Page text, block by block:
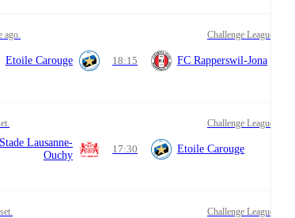
ago. Challenge League
Etoile Carouge 18:15 FC Rapperswil-Jona
Challenge League
Lausanne-
Ouchy
17:30 Etoile Carouge
Challenge League